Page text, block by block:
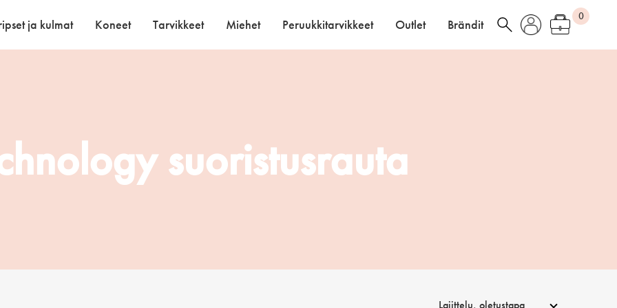
ja kulmat Koneet Tarvikkeet Miehet Peruukkitarvikkeet Outlet Brändit
0
suoristusrauta